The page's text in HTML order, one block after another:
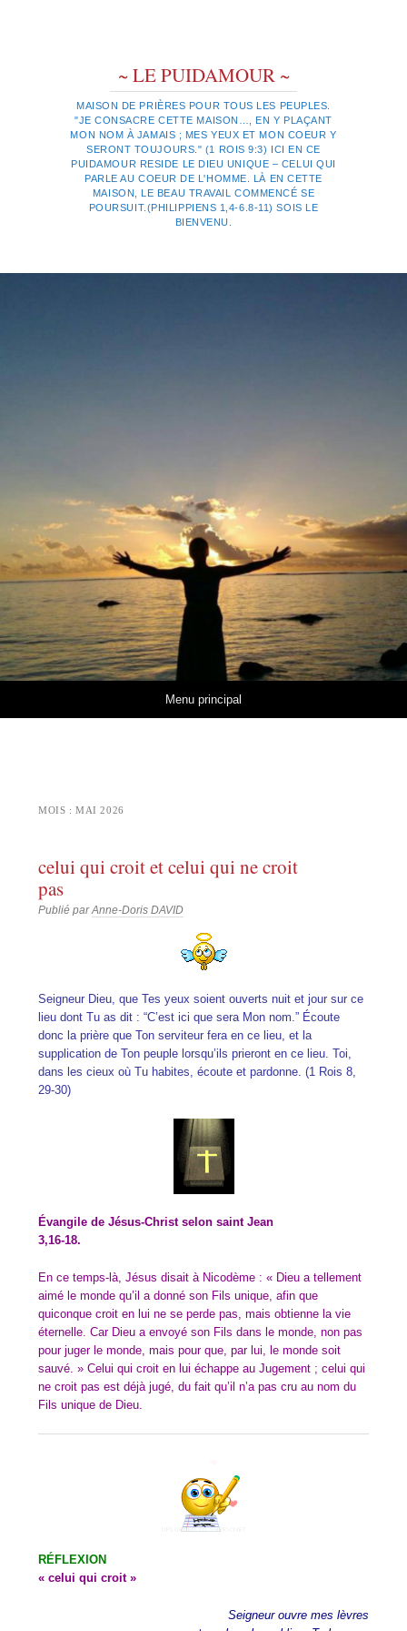
~ LE PUIDAMOUR ~
MAISON DE PRIÈRES POUR TOUS LES PEUPLES.
"JE CONSACRE CETTE MAISON…, EN Y PLAÇANT
MON NOM À JAMAIS ; MES YEUX ET MON COEUR Y
SERONT TOUJOURS." (1 ROIS 9:3) ICI EN CE
PUIDAMOUR RESIDE LE DIEU UNIQUE – CELUI QUI
PARLE AU COEUR DE L'HOMME. LÀ EN CETTE
MAISON, LE BEAU TRAVAIL COMMENCÉ SE
POURSUIT.(PHILIPPIENS 1,4-6.8-11) SOIS LE
BIENVENU.
Menu principal
MOIS :MAI 2026
celui qui croit et celui qui ne croit
pas
Publié parAnne-Doris DAVID
Seigneur Dieu, que Tes yeux soient ouverts nuit et jour sur ce
lieu dont Tu as dit : “C’est ici que sera Mon nom.” Écoute
donc la prière que Ton serviteur fera en ce lieu, et la
supplication de Ton peuple lorsqu’ils prieront en ce lieu. Toi,
dans les cieux où Tu habites, écoute et pardonne. (1 Rois 8,
29-30)
Évangile de Jésus-Christ selon saint Jean
3,16-18.
En ce temps-là, Jésus disait à Nicodème : « Dieu a tellement
aimé le monde qu’il a donné son Fils unique, afin que
quiconque croit en lui ne se perde pas, mais obtienne la vie
éternelle. Car Dieu a envoyé son Fils dans le monde, non pas
pour juger le monde, mais pour que, par lui, le monde soit
sauvé. » Celui qui croit en lui échappe au Jugement ; celui qui
ne croit pas est déjà jugé, du fait qu’il n’a pas cru au nom du
Fils unique de Dieu.
RÉFLEXION
« celui qui croit »
Seigneur ouvre mes lèvres